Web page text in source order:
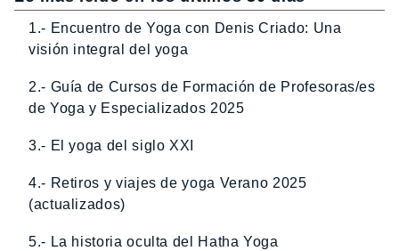
1.- Encuentro de Yoga con Denis Criado: Una
visión integral del yoga
2.- Guía de Cursos de Formación de Profesoras/es
de Yoga y Especializados 2025
3.- El yoga del siglo XXI
4.- Retiros y viajes de yoga Verano 2025
(actualizados)
5.- La historia oculta del Hatha Yoga